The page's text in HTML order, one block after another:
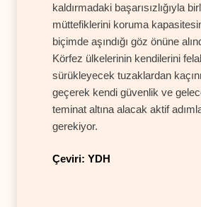
kaldırmadaki başarısızlığıyla
müttefiklerini koruma
biçimde aşındığı göz önüne
Körfez ülkelerinin kendilerini
sürükleyecek tuzaklardan
geçerek kendi güvenlik ve
teminat altına alacak aktif
gerekiyor.
Çeviri: YDH